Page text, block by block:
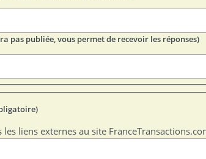
pas publiée, vous permet de recevoir les réponses)
votre message (obligatoire)
les liens externes au site